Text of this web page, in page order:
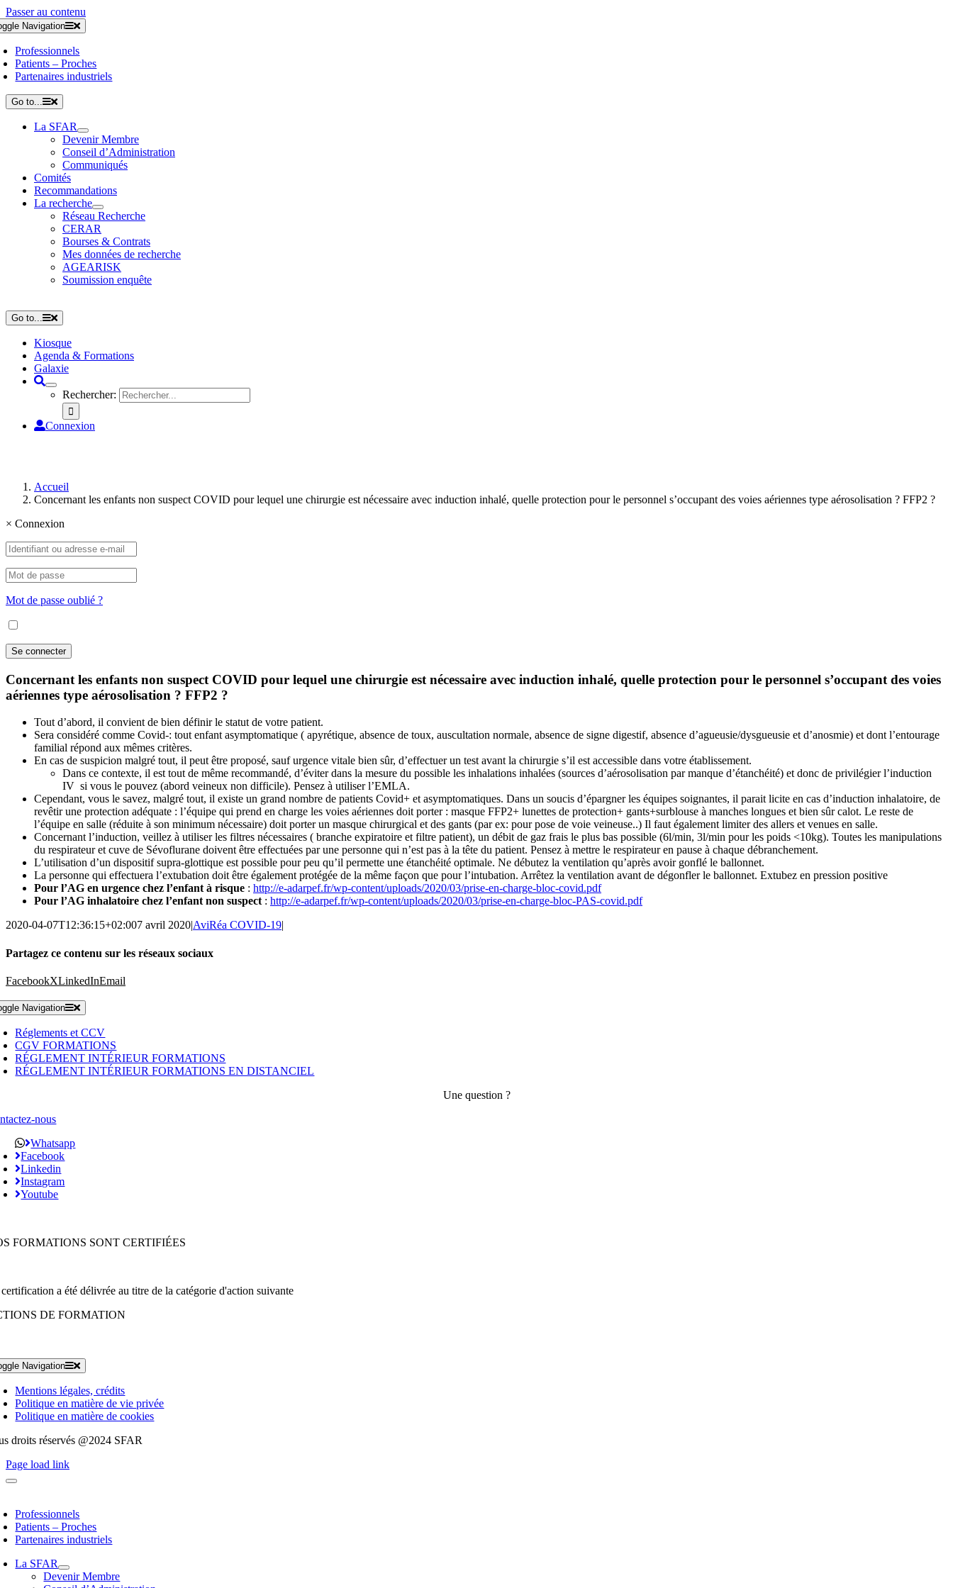
Passer au contenu
Navigation
Professionnels
Patients – Proches
Partenaires industriels
Go to...
La SFAR
Devenir Membre
Conseil d’Administration
Communiqués
Comités
Recommandations
La recherche
Réseau Recherche
CERAR
Bourses & Contrats
Mes données de recherche
AGEARISK
Soumission enquête
Go to...
Kiosque
Agenda & Formations
Galaxie
Rechercher:
Connexion
Accueil
Concernant les enfants non suspect COVID pour lequel une chirurgie est nécessaire avec induction inhalé, quelle protection pour le personnel s’occupant des voies aériennes type aérosolisation ? FFP2 ?
× Connexion
Mot de passe oublié ?
Concernant les enfants non suspect COVID pour lequel une chirurgie est nécessaire avec induction inhalé, quelle protection pour le personnel s’occupant des voies
aériennes type aérosolisation ? FFP2 ?
Tout d’abord, il convient de bien définir le statut de votre patient.
Sera considéré comme Covid-: tout enfant asymptomatique ( apyrétique, absence de toux, auscultation normale, absence de signe digestif, absence d’agueusie/dysgueusie et d’anosmie) et dont l’entourage
familial répond aux mêmes critères.
En cas de suspicion malgré tout, il peut être proposé, sauf urgence vitale bien sûr, d’effectuer un test avant la chirurgie s’il est accessible dans votre établissement.
Dans ce contexte, il est tout de même recommandé, d’éviter dans la mesure du possible les inhalations inhalées (sources d’aérosolisation par manque d’étanchéité) et donc de privilégier l’induction
IV si vous le pouvez (abord veineux non difficile). Pensez à utiliser l’EMLA.
Cependant, vous le savez, malgré tout, il existe un grand nombre de patients Covid+ et asymptomatiques. Dans un soucis d’épargner les équipes soignantes, il parait licite en cas d’induction inhalatoire, de
revêtir une protection adéquate : l’équipe qui prend en charge les voies aériennes doit porter : masque FFP2+ lunettes de protection+ gants+surblouse à manches longues et bien sûr calot. Le reste de
l’équipe en salle (réduite à son minimum nécessaire) doit porter un masque chirurgical et des gants (par ex: pour pose de voie veineuse..) Il faut également limiter des allers et venues en salle.
Concernant l’induction, veillez à utiliser les filtres nécessaires ( branche expiratoire et filtre patient), un débit de gaz frais le plus bas possible (6l/min, 3l/min pour les poids <10kg). Toutes les manipulations
du respirateur et cuve de Sévoflurane doivent être effectuées par une personne qui n’est pas à la tête du patient. Pensez à mettre le respirateur en pause à chaque débranchement.
L’utilisation d’un dispositif supra-glottique est possible pour peu qu’il permette une étanchéité optimale. Ne débutez la ventilation qu’après avoir gonflé le ballonnet.
La personne qui effectuera l’extubation doit être également protégée de la même façon que pour l’intubation. Arrêtez la ventilation avant de dégonfler le ballonnet. Extubez en pression positive
Pour l’AG en urgence chez l’enfant à risque : http://e-adarpef.fr/wp-content/uploads/2020/03/prise-en-charge-bloc-covid.pdf
Pour l’AG inhalatoire chez l’enfant non suspect : http://e-adarpef.fr/wp-content/uploads/2020/03/prise-en-charge-bloc-PAS-covid.pdf
2020-04-07T12:36:15+02:007 avril 2020|AviRéa COVID-19|
Partagez ce contenu sur les réseaux sociaux
FacebookXLinkedInEmail
Navigation
Réglements et CCV
CGV FORMATIONS
RÉGLEMENT INTÉRIEUR FORMATIONS
RÉGLEMENT INTÉRIEUR FORMATIONS EN DISTANCIEL
Une question ?
nous
Whatsapp
Facebook
Linkedin
Instagram
Youtube
FORMATIONS SONT CERTIFIÉES
a été délivrée au titre de la catégorie d'action suivante
DE FORMATION
Navigation
Mentions légales, crédits
Politique en matière de vie privée
Politique en matière de cookies
droits réservés @2024 SFAR
Page load link
Professionnels
Patients – Proches
Partenaires industriels
La SFAR
Devenir Membre